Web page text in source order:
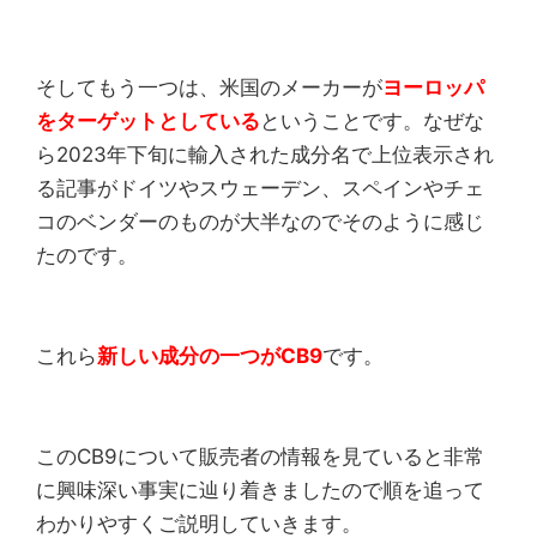
そしてもう一つは、米国のメーカーがヨーロッパ
をターゲットとしている ということです。なぜな
ら2023年下旬に輸入された成分名で上位表示され
る記事がドイツやスウェーデン、スペインやチェ
コのベンダーのものが大半なのでそのように感じ
たのです。
これら新しい成分の一つがCB9です。
このCB9について販売者の情報を見ていると非常
に興味深い事実に辿り着きましたので順を追って
わかりやすくご説明していきます。